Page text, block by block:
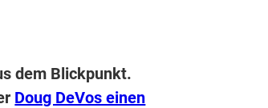
dem Blickpunkt.
Doug DeVos einen